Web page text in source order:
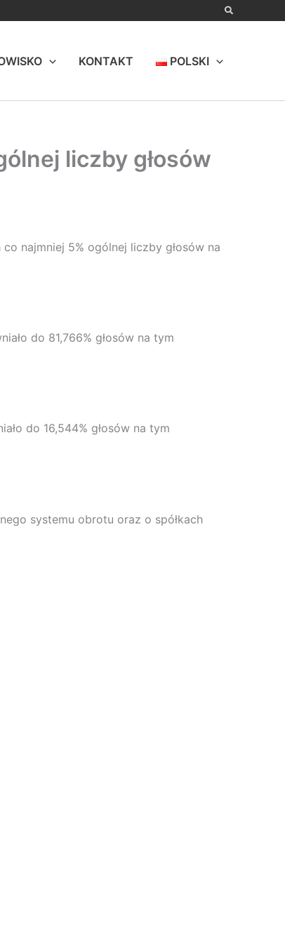
KONTAKT POLSKI
liczby głosów
najmniej 5% ogólnej liczby głosów na
do 81,766% głosów na tym
do 16,544% głosów na tym
systemu obrotu oraz o spółkach